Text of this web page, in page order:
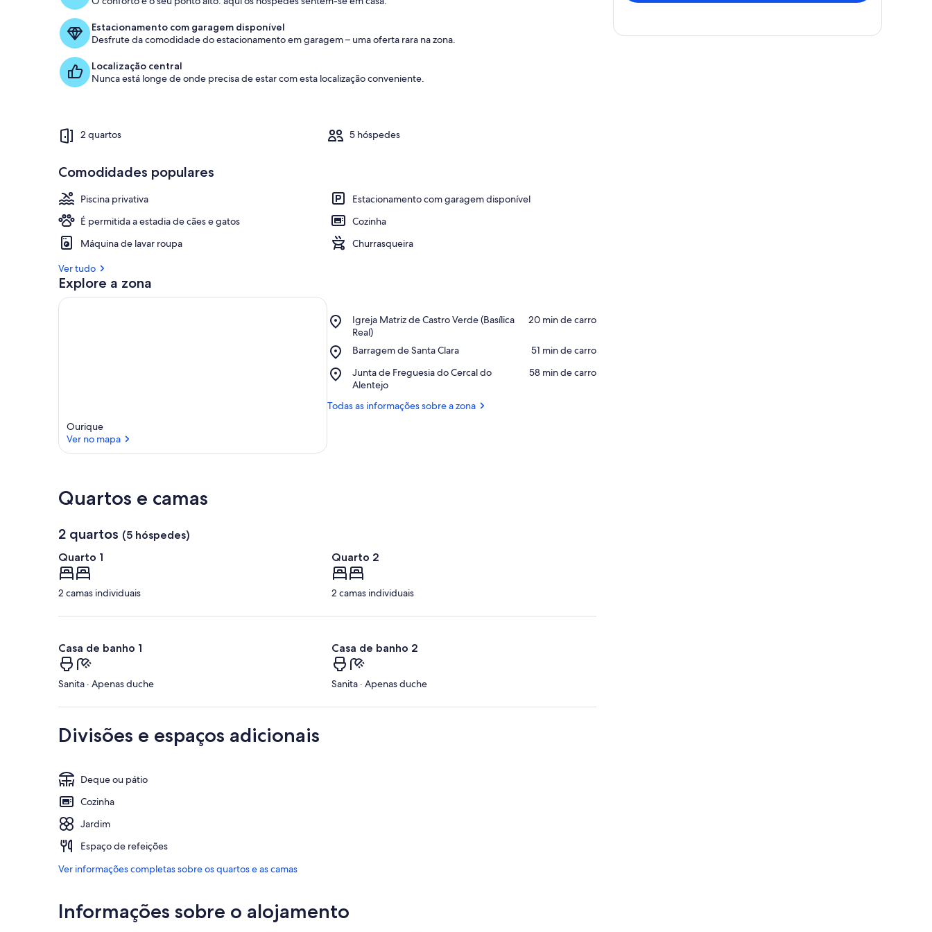
Adorado
pelos
hóspedes
r
o
o
%
m
e
h
a
v
a
ç
õ
d
e
s
e
a
á
r
e
Estacionamento com garagem disponível
Desfrute da comodidade do estacionamento em garagem – uma oferta rara na zona.
Localização central
Nunca está longe de onde precisa de estar com esta localização conveniente.
2 quartos 5 hóspedes
Comodidades populares
Piscina privativa
Estacionamento com garagem disponível
É permitida a estadia de cães e gatos
Cozinha
Máquina de lavar roupa
Churrasqueira
Ver tudo
Explore a zona
Ourique
Ver no mapa
Igreja Matriz de Castro Verde (Basílica
Real)
Place,
Igreja
Matriz
de
Castro
Verde
(Basílica
Real)
‪20 min de carro‬
Barragem de Santa Clara
Place,
de
Santa
Clara
‪51 min de carro‬
Junta de Freguesia do Cercal do
Alentejo
Place,
Junta
Freguesia
‪58 min de carro‬
Todas as informações sobre a zona
Quartos e camas
2 quartos (5 hóspedes)
Quarto 1
2 camas individuais
Quarto 2
2 camas individuais
Casa de banho 1
Sanita · Apenas duche
Casa de banho 2
Sanita · Apenas duche
Divisões e espaços adicionais
Deque ou pátio
Cozinha
Jardim
Espaço de refeições
Ver informações completas sobre os quartos e as camas
Informações sobre o alojamento